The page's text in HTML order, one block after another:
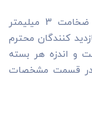
کفپوش استریپ با رویه 400 میکرون ضخامت 3 میلیمتر
کنندگان محترم
اندزه هر بسته
در قسمت مشخصات